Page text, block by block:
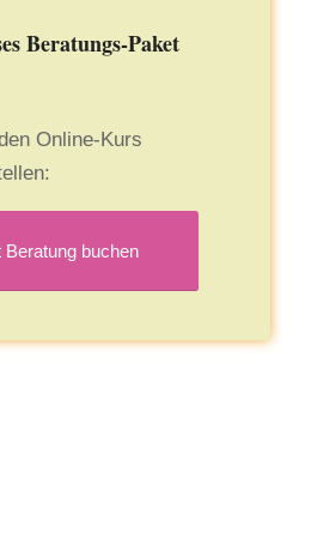
Beratungs-Paket
Online-Kurs
Beratung buchen